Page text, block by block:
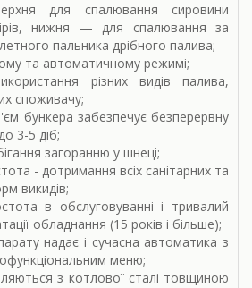
для спалювання сировини
нижня — для спалювання за
пальника дрібного палива;
та автоматичному режимі;
різних видів палива,
споживачу;
бункера забезпечує безперервну
3-5 діб;
загоранню у шнеці;
- дотримання всіх санітарних та
викидів;
в обслуговуванні і тривалий
обладнання (15 років і більше);
надає і сучасна автоматика з
меню;
з котлової сталі товщиною